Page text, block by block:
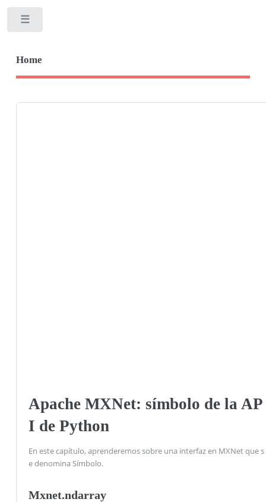
Home
Apache MXNet: símbolo de la AP
I de Python
En este capítulo, aprenderemos sobre una interfaz en MXNet que s
e denomina Símbolo.
Mxnet.ndarray